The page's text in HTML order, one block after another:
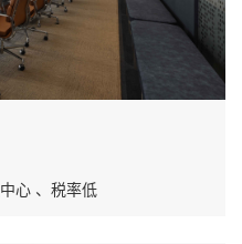
心 、税率低